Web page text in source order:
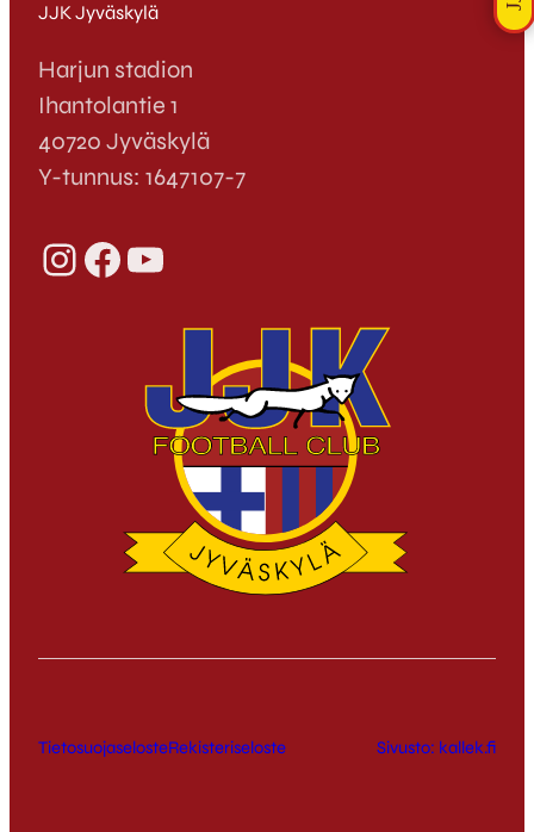
JJK Jyväskylä
Harjun stadion
Ihantolantie 1
40720 Jyväskylä
Y-tunnus: 1647107-7
InstagramFacebook YouTube
TietosuojaselosteRekisteriseloste Sivusto: kallek.fi